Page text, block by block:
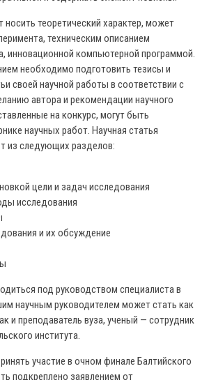
теоретический характер, может
техническим описанием
инновационной компьютерной программой.
необходимо подготовить тезисы и
своей научной работы в соответствии с
автора и рекомендации научного
на конкурс, могут быть
научных работ. Научная статья
из следующих разделов:
цели и задач исследования
исследования
и их обсуждение
под руководством специалиста в
научным руководителем может стать как
и преподаватель вуза, ученый — сотрудник
института.
участие в очном финале Балтийского
подкреплено заявлением от